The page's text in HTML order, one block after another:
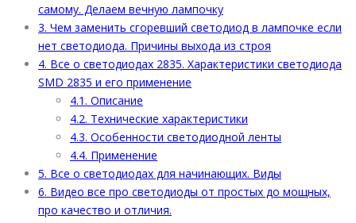
самому. Делаем вечную лампочку
3. Чем заменить сгоревший светодиод в лампочке если
нет светодиода. Причины выхода из строя
4. Все о светодиодах 2835. Характеристики светодиода
SMD 2835 и его применение
4.1. Описание
4.2. Технические характеристики
4.3. Особенности светодиодной ленты
4.4. Применение
5. Все о светодиодах для начинающих. Виды
6. Видео все про светодиоды от простых до мощных,
про качество и отличия.